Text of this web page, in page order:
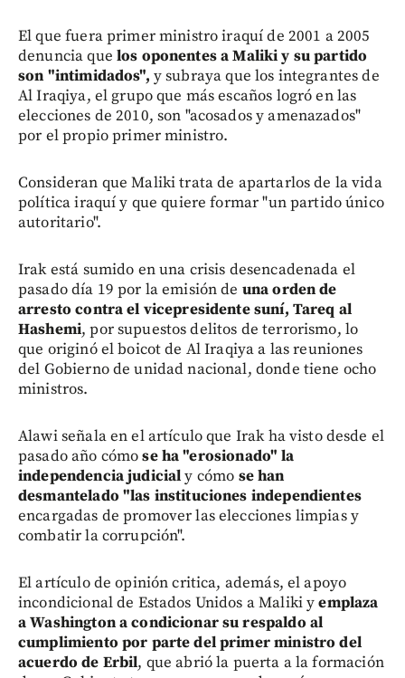
El que fuera primer ministro iraquí de 2001 a 2005
denuncia que los oponentes a Maliki y su partido
son "intimidados", y subraya que los integrantes de
Al Iraqiya, el grupo que más escaños logró en las
elecciones de 2010, son "acosados y amenazados"
por el propio primer ministro.
Consideran que Maliki trata de apartarlos de la vida
política iraquí y que quiere formar "un partido único
autoritario".
Irak está sumido en una crisis desencadenada el
pasado día 19 por la emisión de una orden de
arresto contra el vicepresidente suní, Tareq al
Hashemi, por supuestos delitos de terrorismo, lo
que originó el boicot de Al Iraqiya a las reuniones
del Gobierno de unidad nacional, donde tiene ocho
ministros.
Alawi señala en el artículo que Irak ha visto desde el
pasado año cómose ha "erosionado" la
independencia judicialy cómo se han
desmantelado "las instituciones independientes
encargadas de promover las elecciones limpias y
combatir la corrupción".
El artículo de opinión critica, además, el apoyo
incondicional de Estados Unidos a Maliki yemplaza
a Washington a condicionar su respaldo al
cumplimiento por parte del primer ministro del
acuerdo de Erbil, que abrió la puerta a la formación